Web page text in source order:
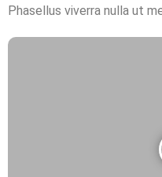
Phasellus viverra nulla ut